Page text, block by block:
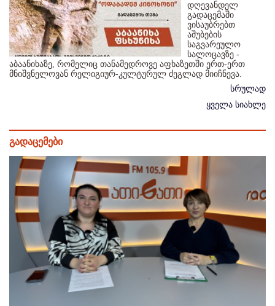
დღევანდელ
გადაცემაში
ვისაუბრებთ
აშუბების
საგვარეულო
სალოცავზე -
აბაანიხაზე, რომელიც თანამედროვე აფხაზეთში ერთ-ერთ
მნიშვნელოვან რელიგიურ-კულტურულ ძეგლად მიიჩნევა.
სრულად
ყველა სიახლე
გადაცემები